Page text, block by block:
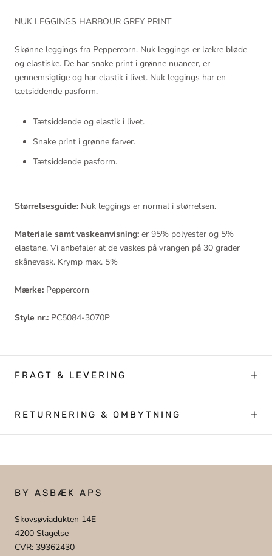
NUK LEGGINGS HARBOUR GREY PRINT
Skønne leggings fra Peppercorn. Nuk leggings er lækre bløde
og elastiske. De har snake print i grønne nuancer, er
gennemsigtige og har elastik i livet. Nuk leggings har en
tætsiddende pasform.
Tætsiddende og elastik i livet.
Snake print i grønne farver.
Tætsiddende pasform.
Størrelsesguide: Nuk leggings er normal i størrelsen.
Materiale samt vaskeanvisning: er 95% polyester og 5%
elastane. Vi anbefaler at de vaskes på vrangen på 30 grader
skånevask. Krymp max. 5%
Mærke: Peppercorn
Style nr.: PC5084-3070P
FRAGT & LEVERING
RETURNERING & OMBYTNING
BY ASBÆK APS
Skovsøviadukten 14E
4200 Slagelse
CVR: 39362430